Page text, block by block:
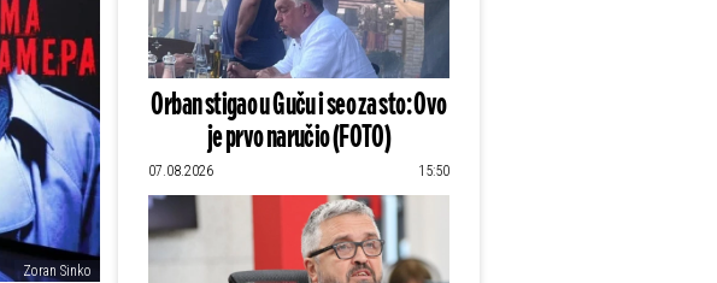
Zoran Sinko
Orban stigao u Guču i seo za sto: Ovo
je prvo naručio (FOTO)
07.08.2026 15:50